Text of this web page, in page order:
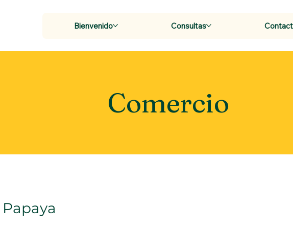
Bienvenido Consultas
Comercio
Papaya